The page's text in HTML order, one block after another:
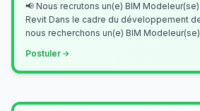
📢 Nous recrutons un(e) BIM
Revit Dans le cadre du développement de nos activités BIM,
nous recherchons un(e) BIM
Postuler